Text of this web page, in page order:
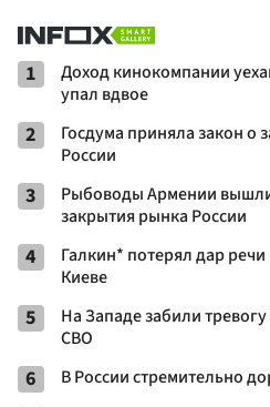
1
Доход кинокомпании
упал вдвое
2
Госдума приняла закон о
России
3
Рыбоводы Армении
закрытия рынка России
4
Галкин* потерял дар
Киеве
5
На Западе забили
СВО
6 В России стремительно